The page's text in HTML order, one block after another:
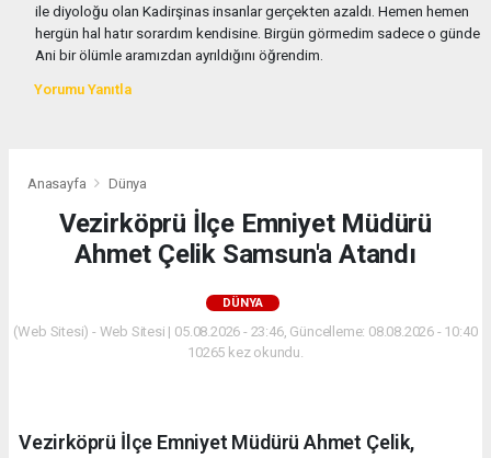
ile diyoloğu olan Kadirşinas insanlar gerçekten azaldı. Hemen hemen
hergün hal hatır sorardım kendisine. Birgün görmedim sadece o günde
Ani bir ölümle aramızdan ayrıldığını öğrendim.
Yorumu Yanıtla
Anasayfa Dünya
Vezirköprü İlçe Emniyet Müdürü
Ahmet Çelik Samsun'a Atandı
DÜNYA
(Web Sitesi) - Web Sitesi | 05.08.2026 - 23:46, Güncelleme: 08.08.2026 - 10:40
10265 kez okundu.
Vezirköprü İlçe Emniyet Müdürü Ahmet Çelik,